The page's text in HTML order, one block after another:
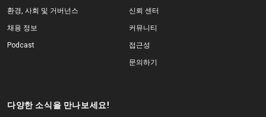
환경, 사회 및 거버넌스
채용 정보
Podcast
신뢰 센터
커뮤니티
접근성
문의하기
다양한 소식을 만나보세요!